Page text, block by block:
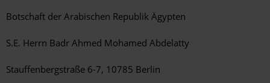
Botschaft der Arabischen Republik Ägypten
S.E. Herrn Badr Ahmed Mohamed Abdelatty
Stauffenbergstraße 6-7, 10785 Berlin